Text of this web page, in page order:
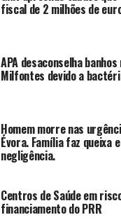
fiscal de 2 milhões de
APA desaconselha
Milfontes devido a
Homem morre nas
Évora. Família faz queixa
negligência.
Centros de Saúde em
financiamento do PRR